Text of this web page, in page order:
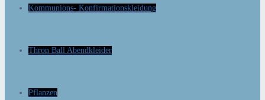
Kommunions- Konfirmationskleidung
Thron Ball Abendkleider
Pflanzen